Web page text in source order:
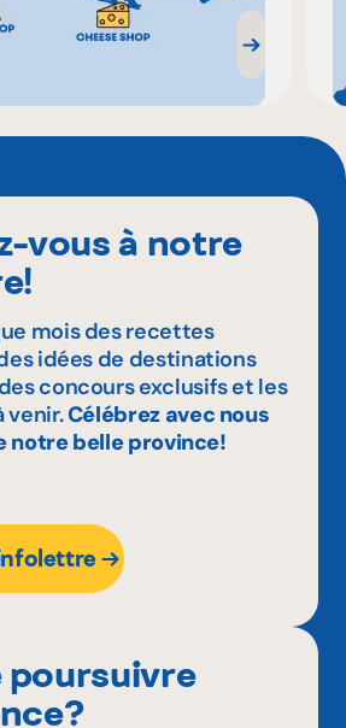
vous à notre
mois des recettes
idées de destinations
concours exclusifs et les
venir.Célébrez avec nous
notre belle province!
poursuivre